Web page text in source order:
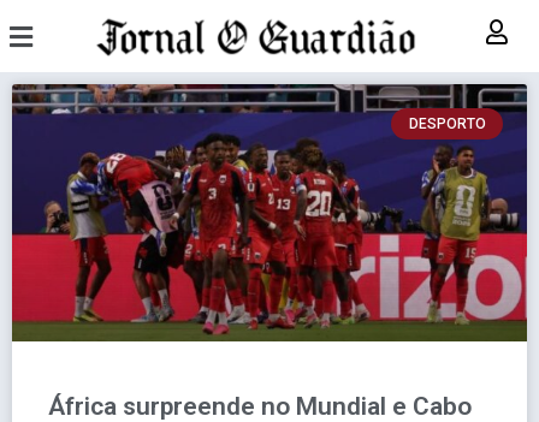
DESPORTO
África surpreende no Mundial e Cabo